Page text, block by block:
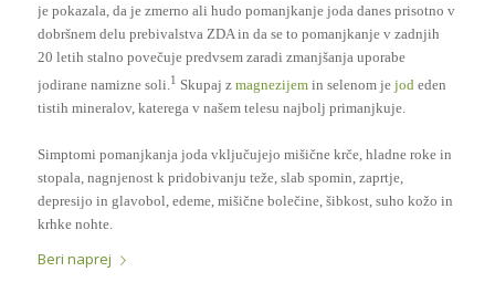
je pokazala, da je zmerno ali hudo pomanjkanje joda danes prisotno v
dobršnem delu prebivalstva ZDA in da se to pomanjkanje v zadnjih
20 letih stalno povečuje predvsem zaradi zmanjšanja uporabe
jodirane namizne soli.1 Skupaj z magnezijem in selenom je jodeden
tistih mineralov, katerega v našem telesu najbolj primanjkuje.
Simptomi pomanjkanja joda vključujejo mišične krče, hladne roke in
stopala, nagnjenost k pridobivanju teže, slab spomin, zaprtje,
depresijo in glavobol, edeme, mišične bolečine, šibkost, suho kožo in
krhke nohte.
Beri naprej